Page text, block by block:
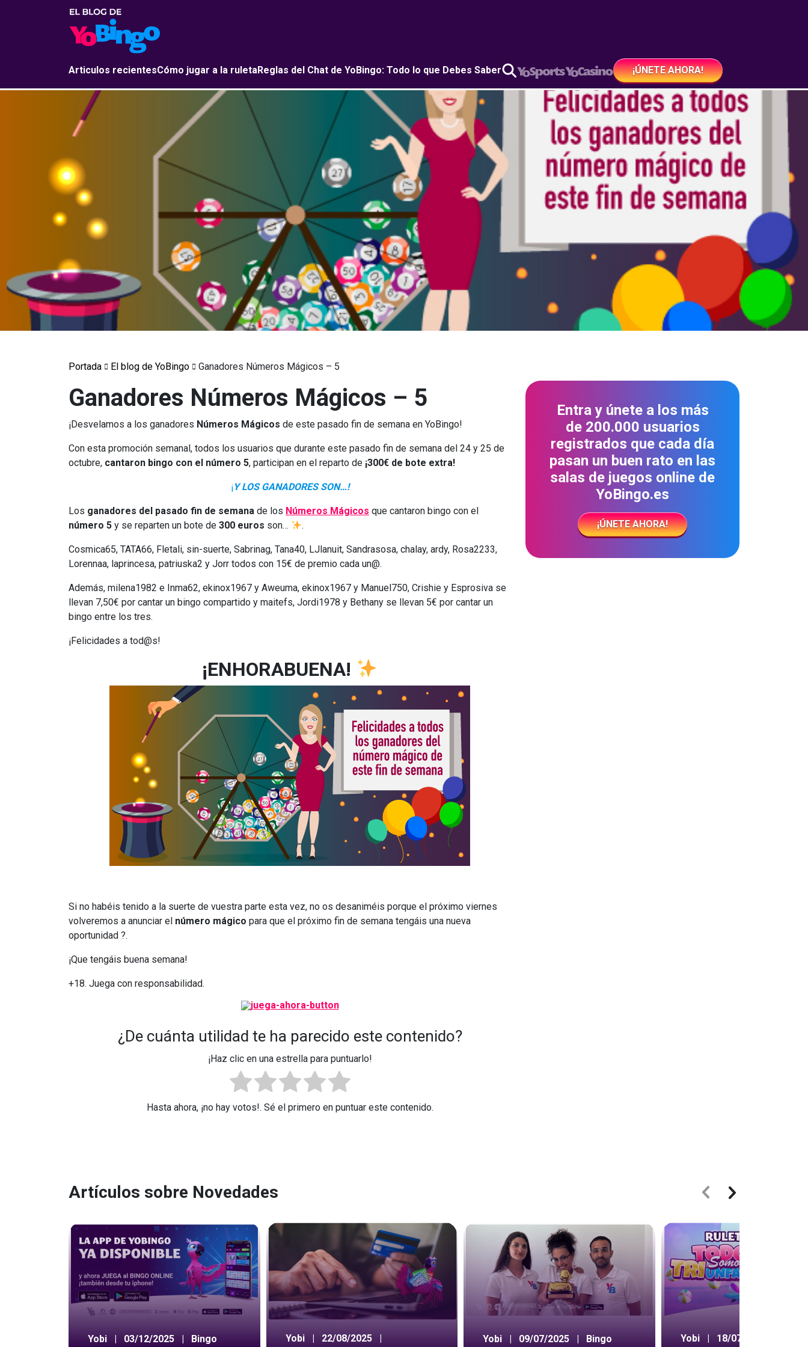
Articulos recientesCómo jugar a la ruletaReglas del Chat de YoBingo: Todo lo que Debes Saber ¡ÚNETE AHORA!
Portada El blog de YoBingo Ganadores Números Mágicos – 5
Ganadores Números Mágicos – 5
¡Desvelamos a los ganadores Números Mágicos de este pasado fin de semana en YoBingo!
Con esta promoción semanal, todos los usuarios que durante este pasado fin de semana del 24 y 25 de
octubre, cantaron bingo con el número 5, participan en el reparto de ¡300€ de bote extra!
¡Y LOS GANADORES SON…!
Los ganadores del pasado fin de semana de los Números Mágicos que cantaron bingo con el
número 5 y se reparten un bote de 300 euros son… .
Cosmica65, TATA66, Fletali, sin-suerte, Sabrinag, Tana40, LJlanuit, Sandrasosa, chalay, ardy, Rosa2233,
Lorennaa, laprincesa, patriuska2 y Jorr todos con 15€ de premio cada un@.
Además, milena1982 e Inma62, ekinox1967 y Aweuma, ekinox1967 y Manuel750, Crishie y Esprosiva se
llevan 7,50€ por cantar un bingo compartido y maitefs, Jordi1978 y Bethany se llevan 5€ por cantar un
bingo entre los tres.
¡Felicidades a tod@s!
¡ENHORABUENA!
Si no habéis tenido a la suerte de vuestra parte esta vez, no os desaniméis porque el próximo viernes
volveremos a anunciar el número mágico para que el próximo fin de semana tengáis una nueva
oportunidad ?.
¡Que tengáis buena semana!
+18. Juega con responsabilidad.
¿De cuánta utilidad te ha parecido este contenido?
¡Haz clic en una estrella para puntuarlo!
Hasta ahora, ¡no hay votos!. Sé el primero en puntuar este contenido.
Entra y únete a los más
de 200.000 usuarios
registrados que cada día
pasan un buen rato en las
salas de juegos online de
YoBingo.es
¡ÚNETE AHORA!
Artículos sobre Novedades
Yobi | 03/12/2025 |
Bingo
Yobi 22/08/2025 Yobi | 09/07/2025 |
Bingo
Yobi 18/07/2024